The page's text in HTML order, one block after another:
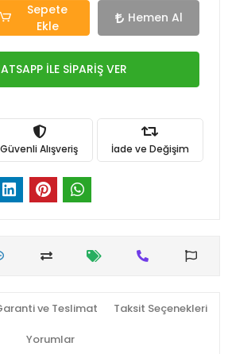
Sepete
Ekle
Hemen Al
İLE SİPARİŞ VER
Güvenli Alışveriş İade ve Değişim
ve Teslimat Taksit Seçenekleri
Yorumlar